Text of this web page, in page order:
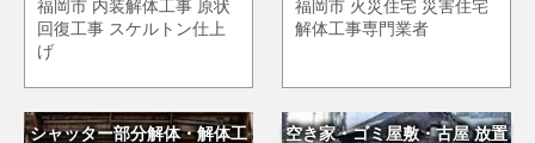
福岡市 内装解体工事 原状
回復工事 スケルトン仕上
げ
福岡市 火災住宅 災害住宅
解体工事専門業者
シャッター部分解体・解体工
空き家・ゴミ屋敷・古屋 放置